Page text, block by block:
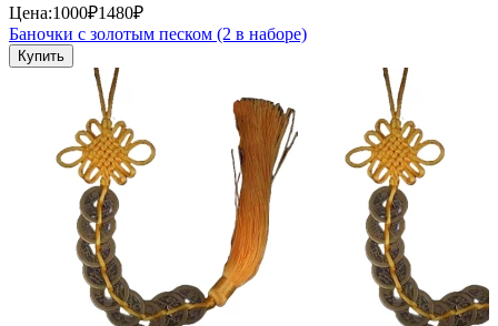
Цена:1000₽1480₽
Баночки с золотым песком (2 в наборе)
Купить